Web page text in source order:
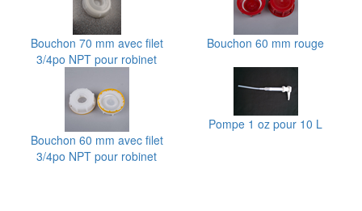
Bouchon 70 mm avec filet
3/4po NPT pour robinet
Bouchon 60 mm rouge
Bouchon 60 mm avec filet
3/4po NPT pour robinet
Pompe 1 oz pour 10 L